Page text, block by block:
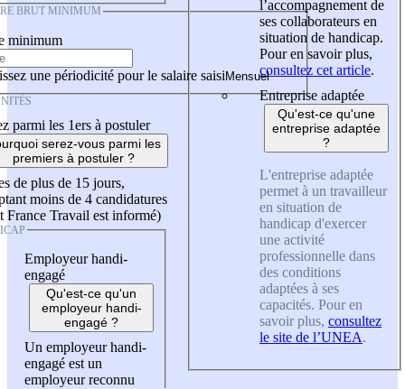
BRUT MINIMUM
minimum
une périodicité pour le salaire saisi
parmi les 1ers à postuler
serez-vous parmi les
premiers à postuler ?
de plus de 15 jours,
moins de 4 candidatures
France Travail est informé)
Employeur handi-
engagé
Qu'est-ce qu'un
employeur handi-
engagé ?
Un employeur handi-
engagé est un
employeur reconnu
l’accompagnement de
ses collaborateurs en
situation de handicap.
Pour en savoir plus,
consultez cet article.
Entreprise adaptée
Qu'est-ce qu'une
entreprise adaptée
?
L'entreprise adaptée
permet à un travailleur
en situation de
handicap d'exercer
une activité
professionnelle dans
des conditions
adaptées à ses
capacités. Pour en
savoir plus, consultez
le site de l’UNEA.